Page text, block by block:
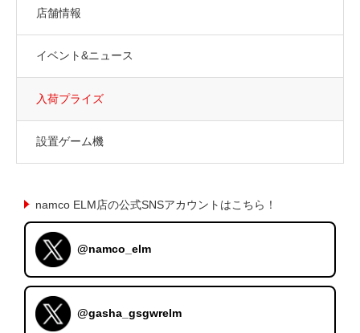
店舗情報
イベント&ニュース
入荷プライズ
設置ゲーム機
namco ELM店の公式SNSアカウントはこちら！
@namco_elm
@gasha_gsgwrelm